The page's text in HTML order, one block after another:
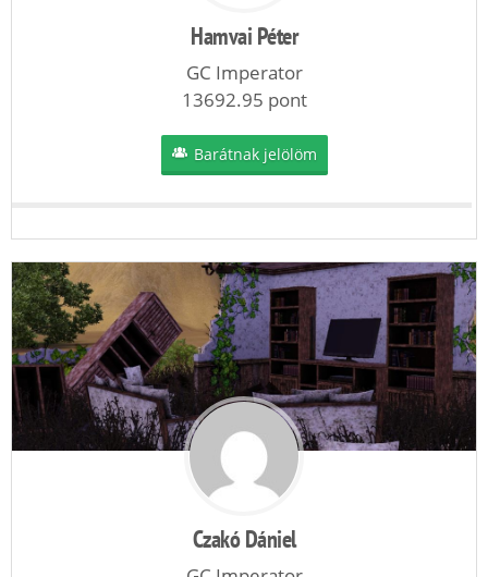
Hamvai Péter
GC Imperator
13692.95 pont
Barátnak jelölöm
Czakó Dániel